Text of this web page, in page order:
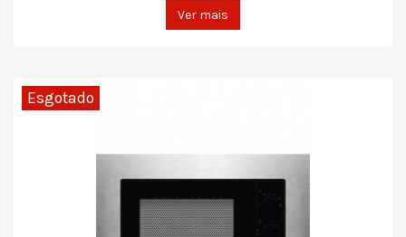
Ver mais
Esgotado